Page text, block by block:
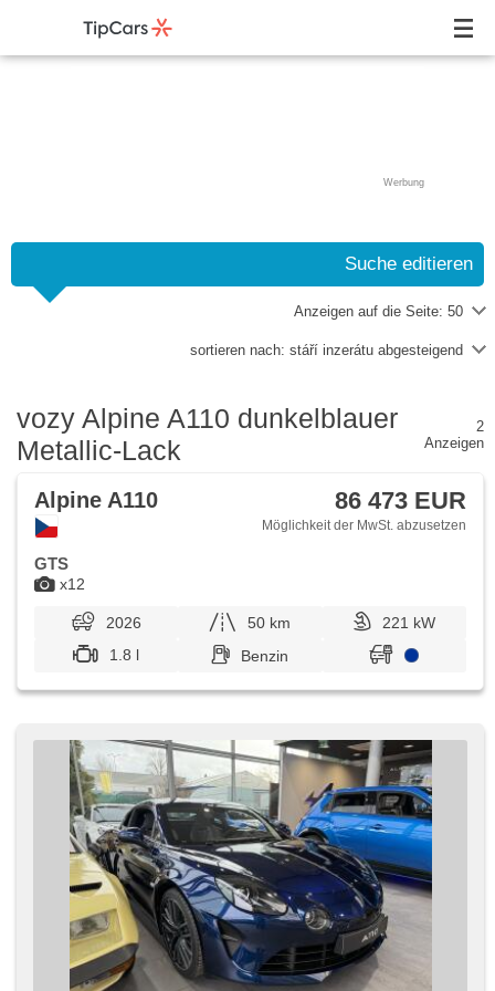
Werbung
Suche editieren
Anzeigen auf die Seite: 50
sortieren nach: stáří inzerátu abgesteigend
vozy Alpine A110 dunkelblauer
Metallic-Lack
2
Anzeigen
x12
Alpine A110 86 473 EUR
Möglichkeit der MwSt. abzusetzen
GTS
2026 50 km
221 kW
1.8 l
Benzin